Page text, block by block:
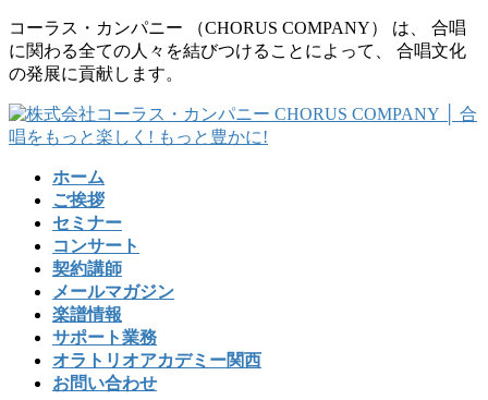
コ
ン
テ
ツ
に
ナ
ビ
ゲ
シ
ョ
コーラス・カンパニー （CHORUS COMPANY） は、 合唱
に関わる全ての人々を結びつけることによって、 合唱文化
の発展に貢献します。
ホーム
ご挨拶
セミナー
コンサート
契約講師
メールマガジン
楽譜情報
サポート業務
オラトリオアカデミー関西
お問い合わせ